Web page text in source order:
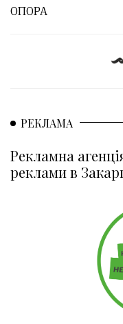
ОПОРА
РЕКЛАМА
Рекламна
реклами в